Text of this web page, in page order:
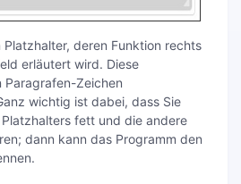
Platzhalter, deren Funktion rechts
erläutert wird. Diese
Paragrafen-Zeichen
wichtig ist dabei, dass Sie
fett und die andere
dann kann das Programm den